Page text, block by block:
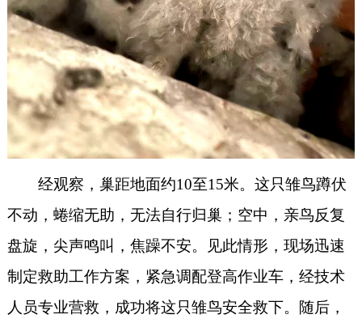
经观察，巢距地面约10至15米。这只雏鸟蹲伏
不动，蜷缩无助，无法自行归巢；空中，亲鸟反复
盘旋，尖声鸣叫，焦躁不安。见此情形，现场迅速
制定救助工作方案，紧急调配登高作业车，经技术
人员专业营救，成功将这只雏鸟安全救下。随后，